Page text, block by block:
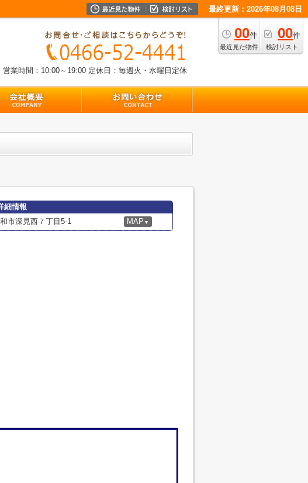
最終更新：2026年08月08日
00件
最近見た物件
00件
検討リスト
営業時間：10:00～19:00 定休日：毎週火・水曜日定休
細情報
市深見西７丁目5-1 MAP ▼